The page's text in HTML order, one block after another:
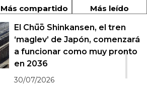
Más compartido Más leído
1
El Chūō Shinkansen, el tren
‘maglev’ de Japón, comenzará
a funcionar como muy pronto
en 2036
30/07/2026